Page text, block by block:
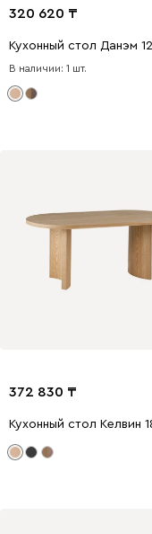
320 620
Кухонный стол Данэм
В наличии: 1 шт.
372 830
Кухонный стол Келвин